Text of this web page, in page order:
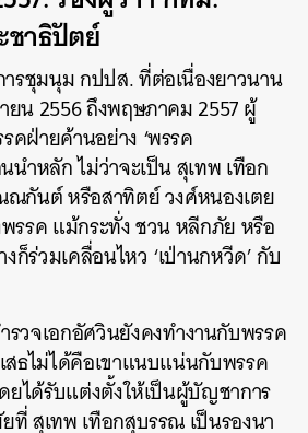
ชาธิปัตย์
ารชุมนุม กปปส. ที่ต่อเนื่องยาวนาน
น 2556 ถึงพฤษภาคม 2557 ผู้
ฝ่ายค้านอย่าง ‘พรรค
นำหลัก ไม่ว่าจะเป็น สุเทพ เทือก
กันต์ หรือสาทิตย์ วงศ์หนองเตย
รรค แม้กระทั่ง ชวน หลีกภัย หรือ
ก็ร่วมเคลื่อนไหว ‘เป่านกหวีด’ กับ
รวจเอกอัศวินยังคงทำงานกับพรรค
ธไม่ได้คือเขาแนบแน่นกับพรรค
ยได้รับแต่งตั้งให้เป็นผู้บัญชาการ
ที่ สุเทพ เทือกสุบรรณ เป็นรองนา